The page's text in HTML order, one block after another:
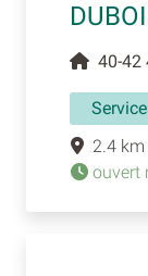
40-42
2.4
ouvert